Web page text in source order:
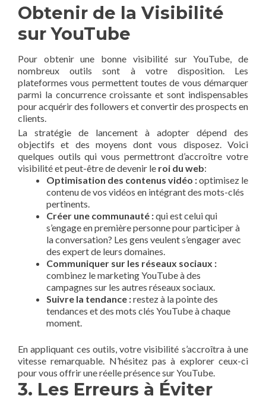
Obtenir de la Visibilité
sur YouTube
Pour obtenir une bonne visibilité sur YouTube, de
nombreux outils sont à votre disposition. Les
plateformes vous permettent toutes de vous démarquer
parmi la concurrence croissante et sont indispensables
pour acquérir des followers et convertir des prospects en
clients.
La stratégie de lancement à adopter dépend des
objectifs et des moyens dont vous disposez. Voici
quelques outils qui vous permettront d’accroître votre
visibilité et peut-être de devenir le roi du web:
Optimisation des contenus vidéo :optimisez le
contenu de vos vidéos en intégrant des mots-clés
pertinents.
Créer une communauté :qui est celui qui
s’engage en première personne pour participer à
la conversation? Les gens veulent s’engager avec
des expert de leurs domaines.
Communiquer sur les réseaux sociaux :
combinez le marketing YouTube à des
campagnes sur les autres réseaux sociaux.
Suivre la tendance :restez à la pointe des
tendances et des mots clés YouTube à chaque
moment.
En appliquant ces outils, votre visibilité s’accroîtra à une
vitesse remarquable. N’hésitez pas à explorer ceux-ci
pour vous offrir une réelle présence sur YouTube.
3. Les Erreurs à Éviter